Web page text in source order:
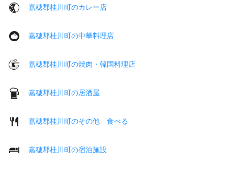
嘉穂郡桂川町のカレー店
嘉穂郡桂川町の中華料理店
嘉穂郡桂川町の焼肉・韓国料理店
嘉穂郡桂川町の居酒屋
嘉穂郡桂川町のその他 食べる
嘉穂郡桂川町の宿泊施設